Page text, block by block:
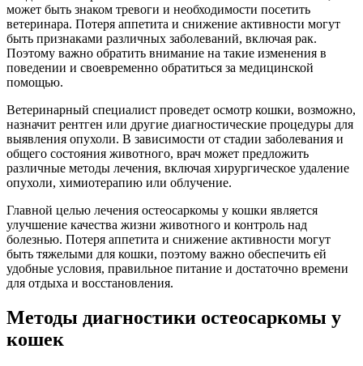
может быть знаком тревоги и необходимости посетить
ветеринара. Потеря аппетита и снижение активности могут
быть признаками различных заболеваний, включая рак.
Поэтому важно обратить внимание на такие изменения в
поведении и своевременно обратиться за медицинской
помощью.
Ветеринарный специалист проведет осмотр кошки, возможно,
назначит рентген или другие диагностические процедуры для
выявления опухоли. В зависимости от стадии заболевания и
общего состояния животного, врач может предложить
различные методы лечения, включая хирургическое удаление
опухоли, химиотерапию или облучение.
Главной целью лечения остеосаркомы у кошки является
улучшение качества жизни животного и контроль над
болезнью. Потеря аппетита и снижение активности могут
быть тяжелыми для кошки, поэтому важно обеспечить ей
удобные условия, правильное питание и достаточно времени
для отдыха и восстановления.
Методы диагностики остеосаркомы у
кошек